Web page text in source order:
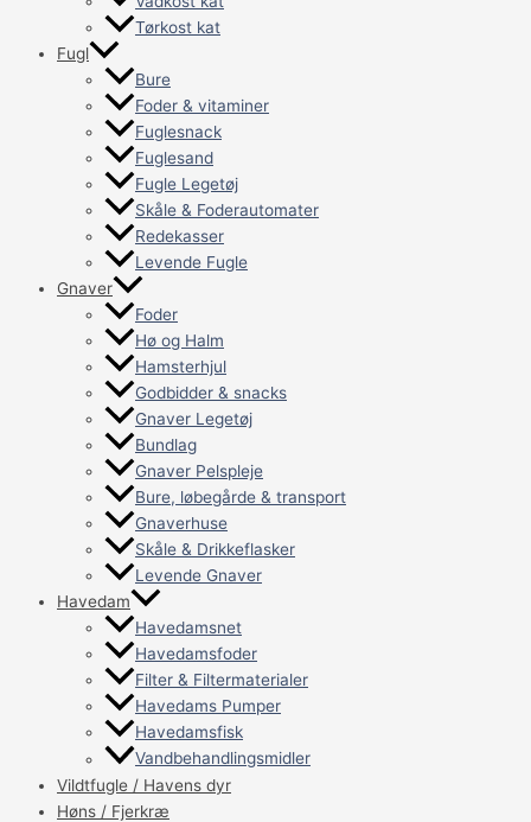
Tørkost kat
Fugl
Bure
Foder & vitaminer
Fuglesnack
Fuglesand
Fugle Legetøj
Skåle & Foderautomater
Redekasser
Levende Fugle
Gnaver
Foder
Hø og Halm
Hamsterhjul
Godbidder & snacks
Gnaver Legetøj
Bundlag
Gnaver Pelspleje
Bure, løbegårde & transport
Gnaverhuse
Skåle & Drikkeflasker
Levende Gnaver
Havedam
Havedamsnet
Havedamsfoder
Filter & Filtermaterialer
Havedams Pumper
Havedamsfisk
Vandbehandlingsmidler
Vildtfugle / Havens dyr
Høns / Fjerkræ